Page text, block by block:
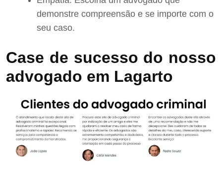
demonstre compreensão e se importe com o
seu caso.
Case de sucesso do nosso
advogado em Lagarto